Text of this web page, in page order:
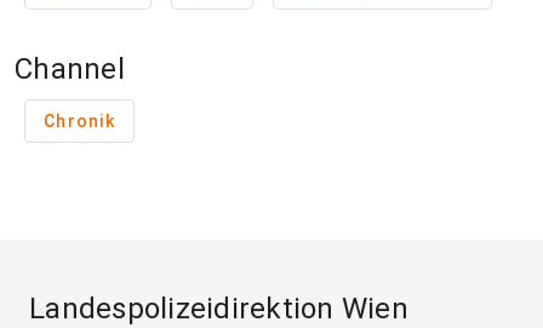
Channel
Chronik
Landespolizeidirektion Wien